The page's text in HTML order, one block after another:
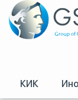
КИК
GSL/Оффшоры и